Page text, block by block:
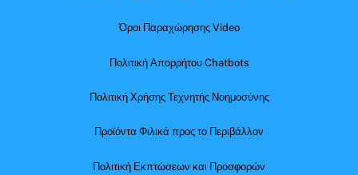
Όροι Παραχώρησης Video
Πολιτική Απορρήτου Chatbots
Πολιτική Χρήσης Τεχνητής Νοημοσύνης
Προϊόντα Φιλικά προς το Περιβάλλον
Πολιτική Εκπτώσεων και Προσφορών